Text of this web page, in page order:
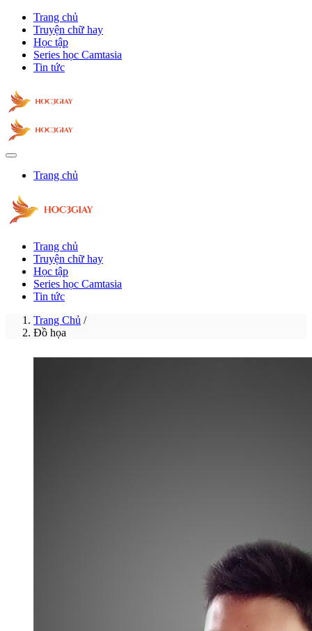
Trang chủ
Truyện chữ hay
Học tập
Series học Camtasia
Tin tức
Trang chủ
Trang chủ
Truyện chữ hay
Học tập
Series học Camtasia
Tin tức
Trang Chủ /
Đồ họa